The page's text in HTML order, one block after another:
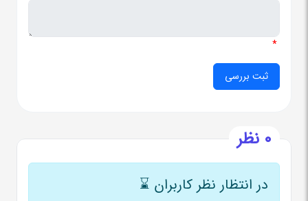
*
0 نظر
در انتظار نظر کاربران ⌛